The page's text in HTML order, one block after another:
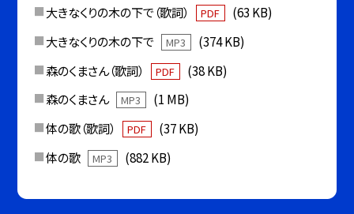
大きなくりの木の下で（歌詞）
PDF
(63 KB)
大きなくりの木の下で
MP3
(374 KB)
森のくまさん（歌詞）
PDF
(38 KB)
森のくまさん
MP3
(1 MB)
体の歌（歌詞）
PDF
(37 KB)
体の歌
MP3 (882 KB)